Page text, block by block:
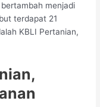
menjadi
terdapat 21
KBLI Pertanian,